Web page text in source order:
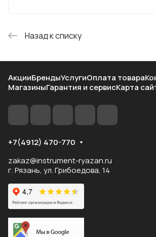
Назад к списку
АкцииБрендыУслугиОплата товара
МагазиныГарантия и сервисКарта
+7(4912) 470-770
zakaz@instrument-ryazan.ru
г. Рязань, ул. Грибоедова, 14